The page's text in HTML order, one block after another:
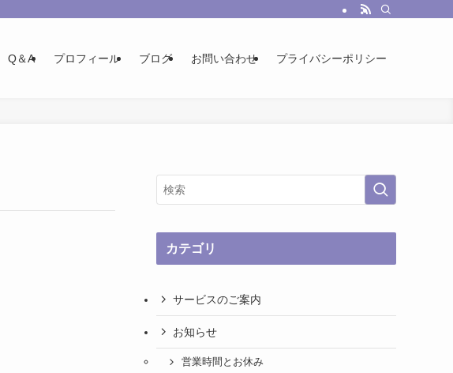
Q＆A プロフィール ブログ お問い合わせ プライバシーポリシー
カテゴリ
サービスのご案内
お知らせ
営業時間とお休み